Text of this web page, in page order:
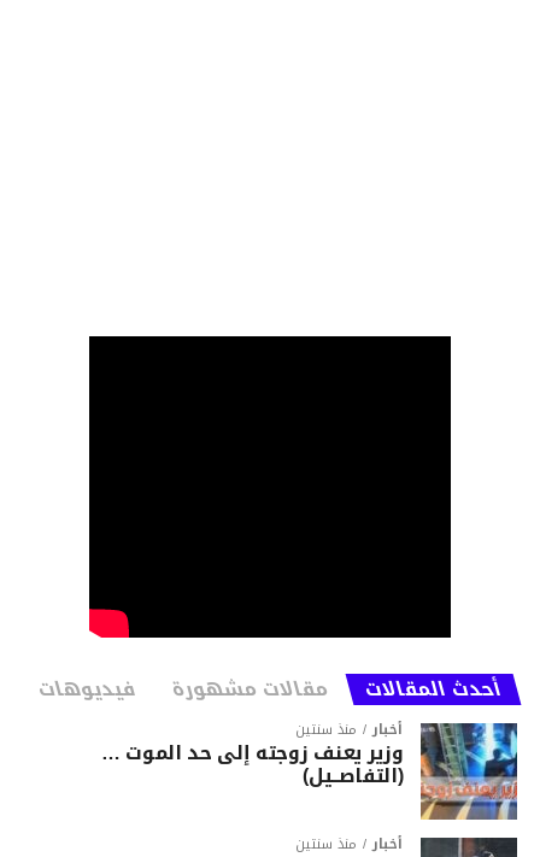
أحدث المقالات مقالات مشهورة فيديوهات
أخبار منذ سنتين
وزير يعنف زوجته إلى حد الموت …
(التفاصــيل)
أخبار منذ سنتين